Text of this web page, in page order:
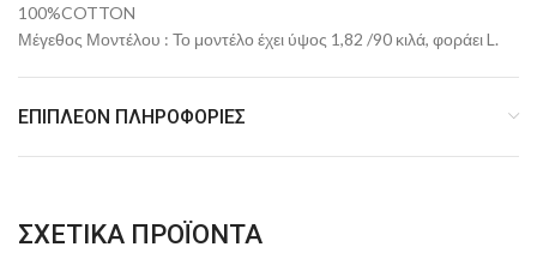
100%COTTON
Μέγεθος Μοντέλου : Το μοντέλο έχει ύψος 1,82 /90 κιλά, φοράει L.
ΕΠΙΠΛΈΟΝ ΠΛΗΡΟΦΟΡΊΕΣ
ΣΧΕΤΙΚΆ ΠΡΟΪΌΝΤΑ